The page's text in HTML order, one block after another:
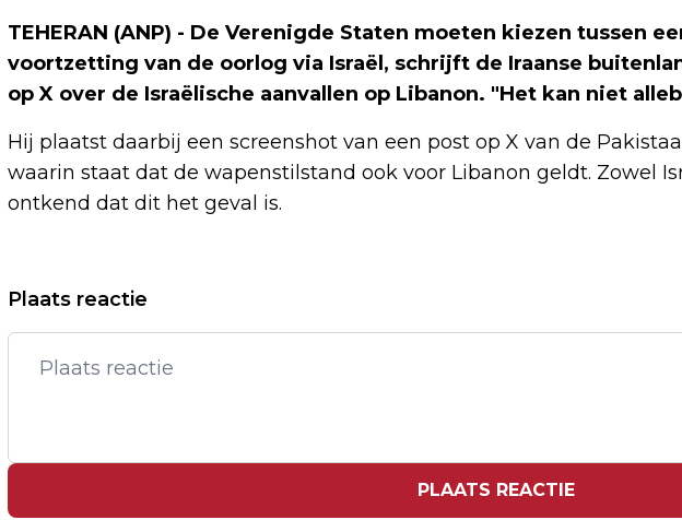
TEHERAN (ANP) - De Verenigde Staten moeten kiezen tussen
voortzetting van de oorlog via Israël, schrijft de Iraanse
op X over de Israëlische aanvallen op Libanon. "Het kan niet
Hij plaatst daarbij een screenshot van een post op X van de
waarin staat dat de wapenstilstand ook voor Libanon geldt. Zowel
ontkend dat dit het geval is.
Vorig artikel
THEO JAMES MAAKT ZICH ZORGEN
OVER INVLOED MANOSFEER OP
Plaats reactie
PLAATS REACTIE